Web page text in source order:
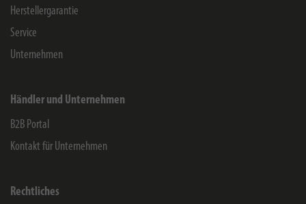
Herstellergarantie
Service
Unternehmen
Händler und Unternehmen
B2B Portal
Kontakt für Unternehmen
Rechtliches